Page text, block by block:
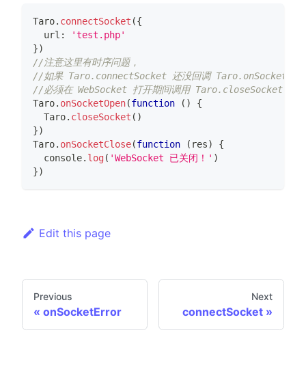
Taro. connectSocket ({
  url
:
'test.php'
})
//注意这里有时序问题，
//如果 Taro.connectSocket 还没回调
//必须在 WebSocket 打开期间调用 Taro.closeSocket 才
Taro. onSocketOpen(function ( )
{
Taro. closeSocket ( )
})
Taro. onSocketClose(function ( res)
{
console. log( 'WebSocket 已关闭！' )
})
Edit this page
Previous
onSocketError
Next
connectSocket